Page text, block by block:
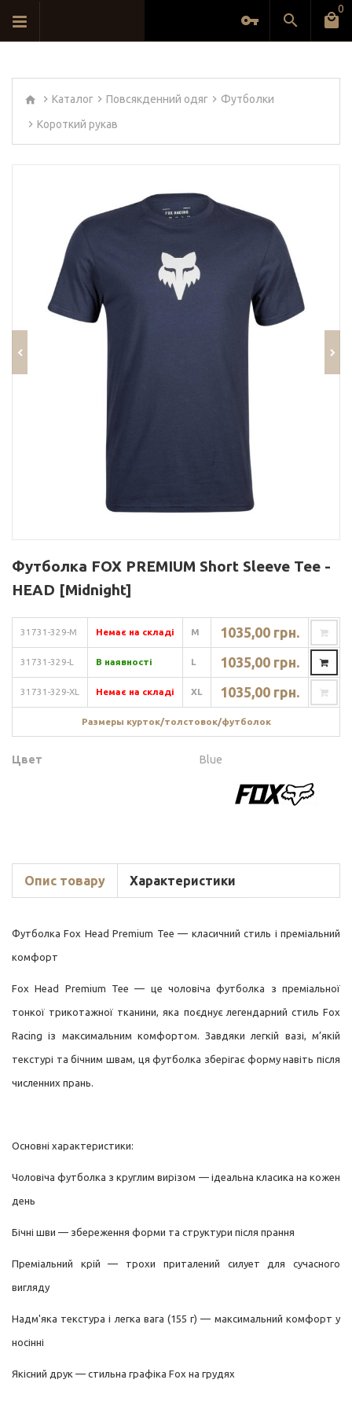
0
Каталог Повсякденний одяг Футболки
Короткий рукав
Футболка FOX PREMIUM Short Sleeve Tee -
HEAD [Midnight]
31731-329-M Немає на складі M 1035,00 грн.
31731-329-L В наявності L 1035,00 грн.
31731-329-XL Немає на складі XL 1035,00 грн.
Размеры курток/толстовок/футболок
Цвет Blue
Опис товару Характеристики
Футболка Fox Head Premium Tee — класичний стиль і преміальний
комфорт
Fox Head Premium Tee — це чоловіча футболка з преміальної
тонкої трикотажної тканини, яка поєднує легендарний стиль Fox
Racing із максимальним комфортом. Завдяки легкій вазі, м’якій
текстурі та бічним швам, ця футболка зберігає форму навіть після
численних прань.
Основні характеристики:
Чоловіча футболка з круглим вирізом — ідеальна класика на кожен
день
Бічні шви — збереження форми та структури після прання
Преміальний крій — трохи приталений силует для сучасного
вигляду
Надм'яка текстура і легка вага (155 г) — максимальний комфорт у
носінні
Якісний друк — стильна графіка Fox на грудях